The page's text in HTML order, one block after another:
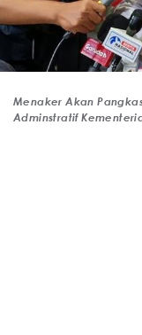
Menaker Akan
Adminstratif